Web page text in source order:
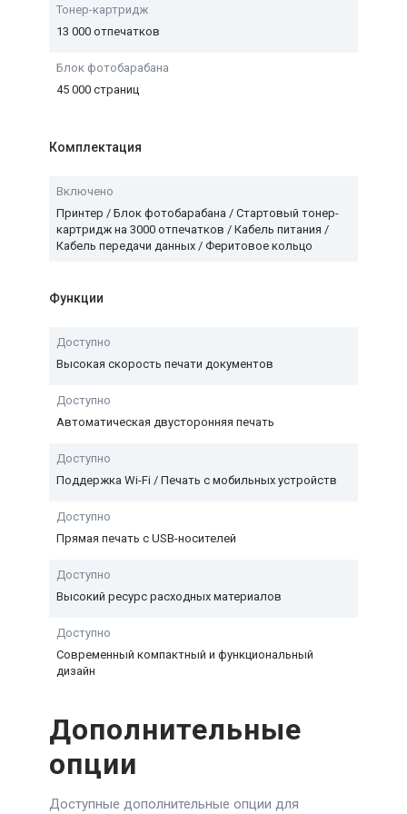
Тонер-картридж
13 000 отпечатков
Блок фотобарабана
45 000 страниц
Комплектация
Включено
Принтер / Блок фотобарабана / Стартовый тонер-
картридж на 3000 отпечатков / Кабель питания /
Кабель передачи данных / Феритовое кольцо
Функции
Доступно
Высокая скорость печати документов
Доступно
Автоматическая двусторонняя печать
Доступно
Поддержка Wi-Fi / Печать с мобильных устройств
Доступно
Прямая печать с USB-носителей
Доступно
Высокий ресурс расходных материалов
Доступно
Современный компактный и функциональный
дизайн
Дополнительные
опции
Доступные дополнительные опции для